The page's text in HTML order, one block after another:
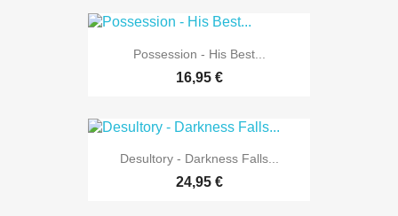
Possession - His Best...
16,95 €
Desultory - Darkness Falls...
24,95 €